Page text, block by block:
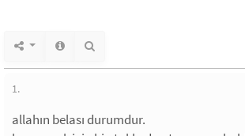
1.
allahın belası durumdur.